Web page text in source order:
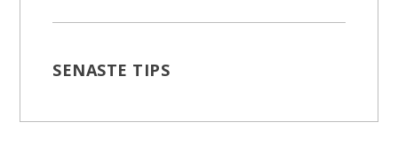
SENASTE TIPS